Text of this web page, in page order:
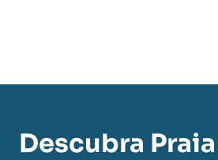
Descubra